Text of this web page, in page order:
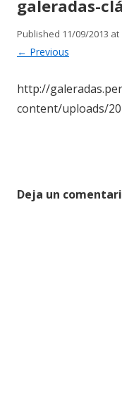
galeradas-
Published 11/09/2013 at
← Previous
http://
content/uploads/
Deja un